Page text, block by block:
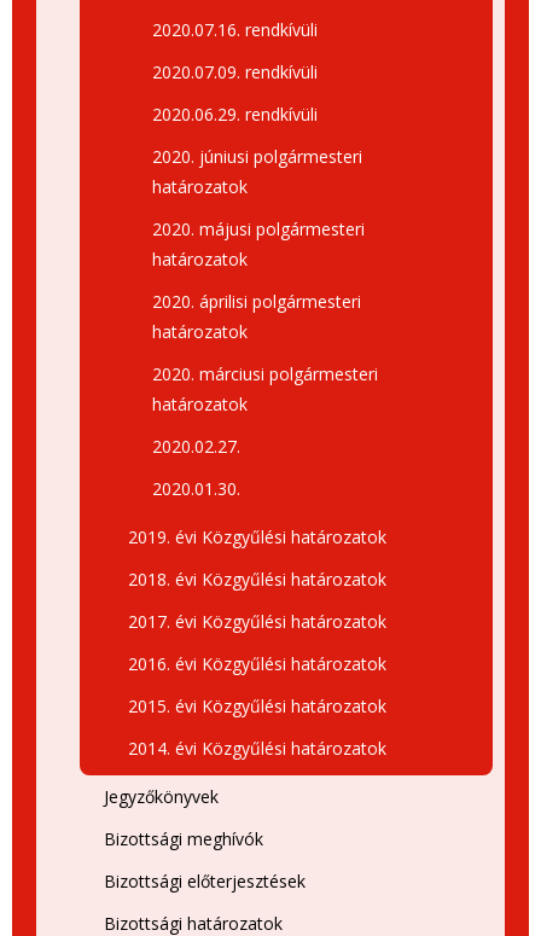
2020.07.16. rendkívüli
2020.07.09. rendkívüli
2020.06.29. rendkívüli
2020. júniusi polgármesteri
határozatok
2020. májusi polgármesteri
határozatok
2020. áprilisi polgármesteri
határozatok
2020. márciusi polgármesteri
határozatok
2020.02.27.
2020.01.30.
2019. évi Közgyűlési határozatok
2018. évi Közgyűlési határozatok
2017. évi Közgyűlési határozatok
2016. évi Közgyűlési határozatok
2015. évi Közgyűlési határozatok
2014. évi Közgyűlési határozatok
Jegyzőkönyvek
Bizottsági meghívók
Bizottsági előterjesztések
Bizottsági határozatok